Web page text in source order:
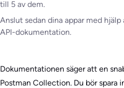
till 5 av dem.
Anslut sedan dina appar med
API-dokumentation.
Dokumentationen säger att en
Postman Collection. Du bör spara